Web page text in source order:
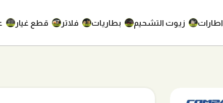
اطارات زيوت التشحيم بطاريات فلاتر قطع غيار